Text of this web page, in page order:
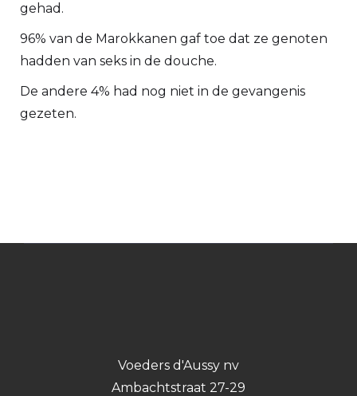
gehad.
96% van de Marokkanen gaf toe dat ze genoten
hadden van seks in de douche.
De andere 4% had nog niet in de gevangenis
gezeten.
Voeders d'Aussy nv
Ambachtstraat 27-29